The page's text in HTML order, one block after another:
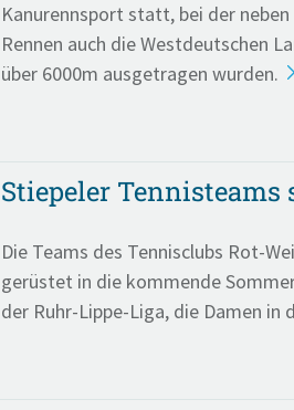
Kanurennsport statt, bei der
Rennen auch die Westdeutschen
über 6000m ausgetragen wurden.
Stiepeler
Die Teams des Tennisclubs Rot-
gerüstet in die kommende
der Ruhr-Lippe-Liga, die Damen in